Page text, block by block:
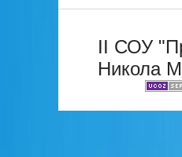
II СОУ
Никола